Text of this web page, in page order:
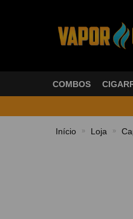
COMBOS
Início » Loja »